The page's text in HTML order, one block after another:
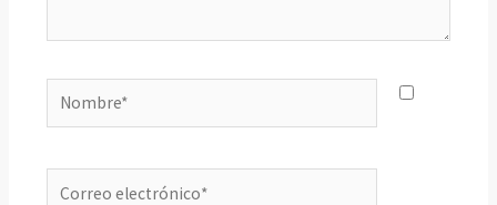
Nombre*
Correo